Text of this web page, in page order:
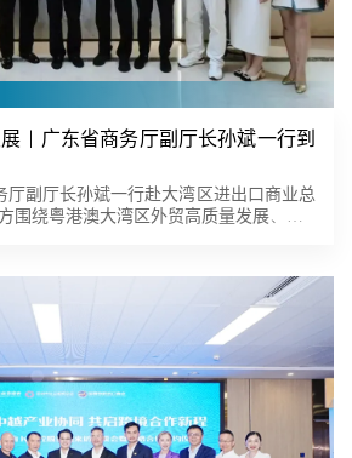
｜广东省商务厅副厅长孙斌一行到
厅副厅长孙斌一行赴大湾区进出口商业总
围绕粤港澳大湾区外贸高质量发展、…